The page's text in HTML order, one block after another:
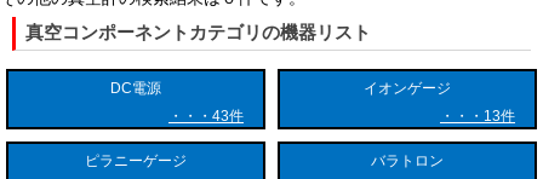
真空コンポーネントカテゴリの機器リスト
DC電源
43件
イオンゲージ
13件
ピラニーゲージ
バラトロン